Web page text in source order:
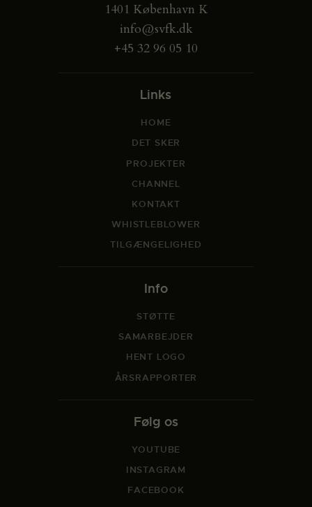
1401 København K
info@svfk.dk
+45 32 96 05 10
Links
HOME
DET SKER
PROJEKTER
CHANNEL
KONTAKT
WHISTLEBLOWER
TILGÆNGELIGHED
Info
STØTTE
SAMARBEJDER
HENT LOGO
ÅRSRAPPORTER
Følg os
YOUTUBE
INSTAGRAM
FACEBOOK